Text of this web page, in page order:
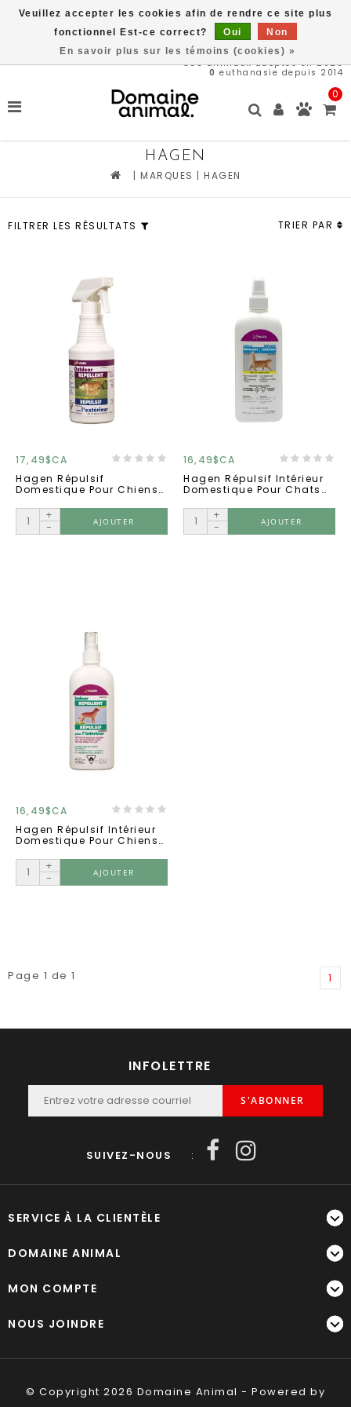
566animaux adoptés en 2026
0 euthanasie depuis 2014
0
HAGEN
| MARQUES | HAGEN
FILTRER LES RÉSULTATS TRIER PAR
17,49$CA
Hagen Répulsif
Domestique Pour Chiens
500ml
+
-
AJOUTER
16,49$CA
Hagen Répulsif Intérieur
Domestique Pour Chats
+
-
AJOUTER
16,49$CA
Hagen Répulsif Intérieur
Domestique Pour Chiens
+
-
AJOUTER
Page 1 de 1 1
INFOLETTRE
S'ABONNER
SUIVEZ-NOUS :
SERVICE À LA CLIENTÈLE
DOMAINE ANIMAL
MON COMPTE
NOUS JOINDRE
© Copyright 2026 Domaine Animal - Powered by
Veuillez accepter les cookies afin de rendre ce site plus
fonctionnel Est-ce correct?
Oui
Non
En savoir plus sur les témoins (cookies) »
Livraison gratuite à partir de 89$*